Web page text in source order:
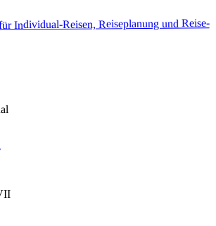
Individual-Reisen, Reiseplanung und Reise-